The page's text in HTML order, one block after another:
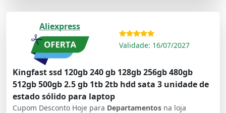
Aliexpress
Validade: 16/07/2027
Kingfast ssd 120gb 240 gb 128gb 256gb 480gb
512gb 500gb 2.5 gb 1tb 2tb hdd sata 3 unidade de
estado sólido para laptop
Cupom Desconto Hoje para Departamentos na loja